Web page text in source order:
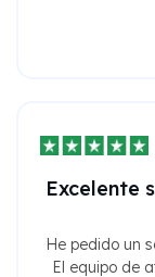
Excelente
He pedido un
El equipo de